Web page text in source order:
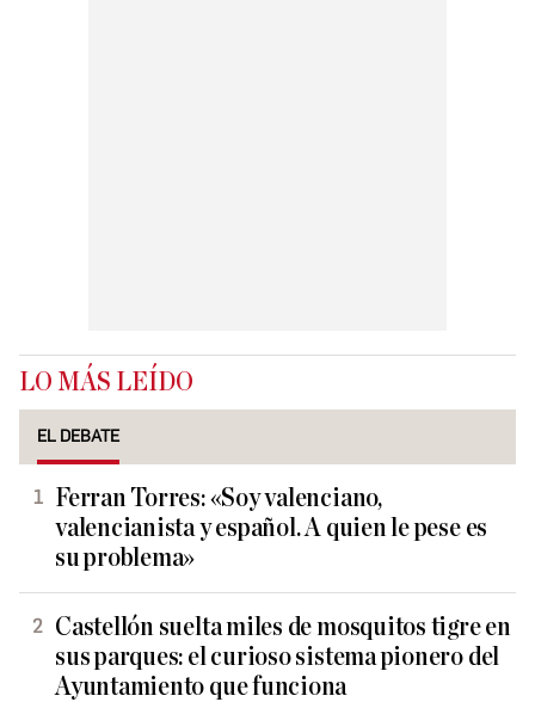
LO MÁS LEÍDO
EL DEBATE
Ferran Torres: «Soy valenciano,
valencianista y español. A quien le pese es
su problema»
Castellón suelta miles de mosquitos tigre en
sus parques: el curioso sistema pionero del
Ayuntamiento que funciona